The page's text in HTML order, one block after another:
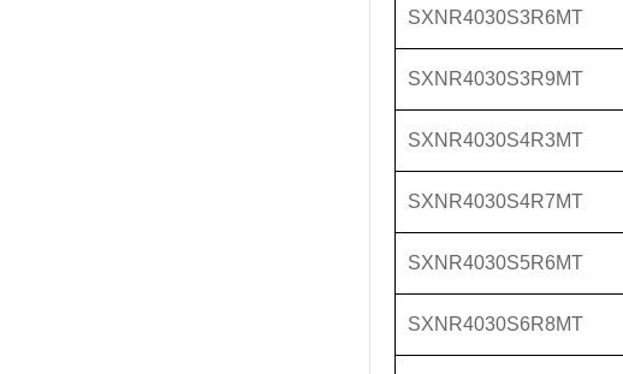
SXNR4030S3R6MT
SXNR4030S3R9MT
SXNR4030S4R3MT
SXNR4030S4R7MT
SXNR4030S5R6MT
SXNR4030S6R8MT